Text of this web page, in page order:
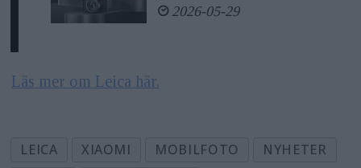
2026-05-29
Läs mer om Leica här.
LEICA XIAOMI MOBILFOTO
NYHETER